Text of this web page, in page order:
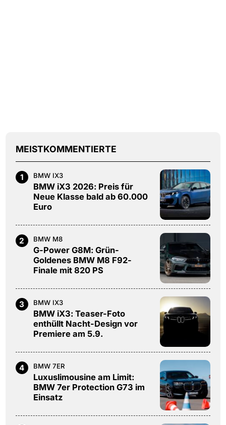
MEISTKOMMENTIERTE
1 BMW IX3
BMW iX3 2026: Preis für
Neue Klasse bald ab 60.000
Euro
2 BMW M8
G-Power G8M: Grün-
Goldenes BMW M8 F92-
Finale mit 820 PS
3 BMW IX3
BMW iX3: Teaser-Foto
enthüllt Nacht-Design vor
Premiere am 5.9.
4 BMW 7ER
Luxuslimousine am Limit:
BMW 7er Protection G73 im
Einsatz